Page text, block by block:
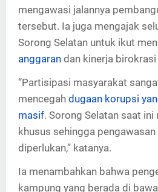
mengawasi jalannya
tersebut. Ia juga mengajak
Sorong Selatan untuk ikut
anggaran dan kinerja
“Partisipasi masyarakat
mencegah dugaan korupsi
masif. Sorong Selatan saat ini
khusus sehingga
diperlukan,” katanya.
Ia menambahkan bahwa
kampung yang berada di